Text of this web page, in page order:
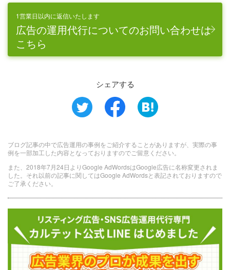
1営業日以内に返信いたします
広告の運用代行についてのお問い合わせは
こちら
シェアする
ブログ記事の中で広告運用の事例をご紹介することがありますが、実際の事
例を一部加工した内容となっておりますのでご留意ください。
また、2018年7月24日よりGoogle AdWordsはGoogle広告に名称変更されま
した。それ以前の記事に関してはGoogle AdWordsと表記されておりますので
ご了承ください。